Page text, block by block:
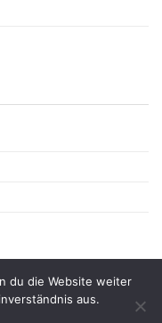
|Theme: Master
du die Website weiter
aus.